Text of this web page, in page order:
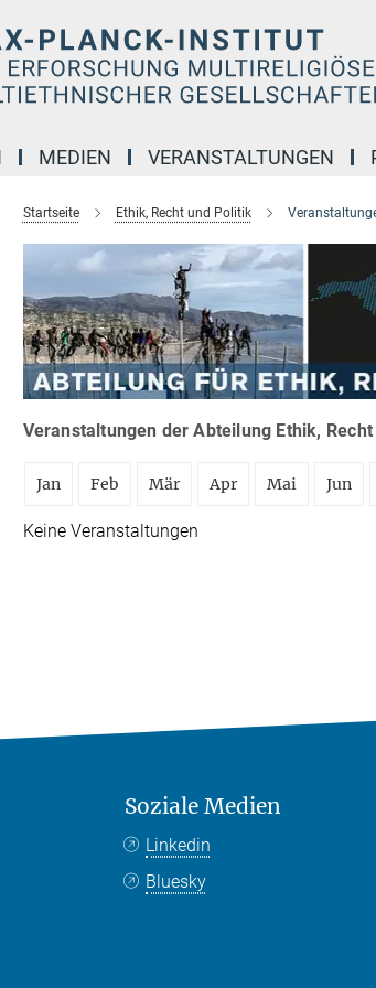
MEDIEN VERANSTALTUNGEN
Startseite Ethik, Recht und Politik
Veranstaltungen der Abteilung Ethik,
Jan Feb Mär Apr Mai Jun
Keine Veranstaltungen
Soziale Medien
Linkedin
Bluesky